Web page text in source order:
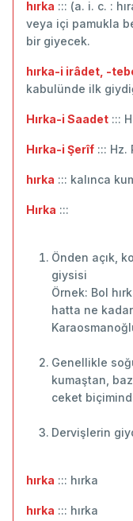
hırka ::: (a. i. c. :
veya içi pamukla
bir giyecek.
hırka-i irâdet, -
kabulünde ilk
Hırka-i Saadet :::
Hırka-i Şerîf ::: Hz.
hırka ::: kalınca
Hırka :::
Önden açık,
giysisi
Örnek: Bol
hatta ne
Genellikle
kumaştan,
ceket
Dervişlerin
hırka ::: hırka
hırka ::: ‬hırka